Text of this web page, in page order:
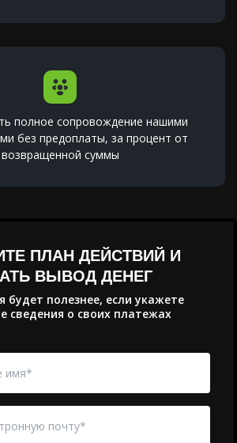
полное сопровождение нашими
без предоплаты, за процент от
возвращенной суммы
ПЛАН ДЕЙСТВИЙ И
ВЫВОД ДЕНЕГ
будет полезнее, если укажете
сведения о своих платежах